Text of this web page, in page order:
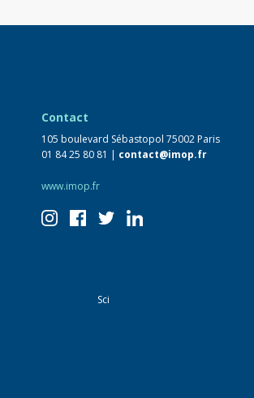
Contact
105 boulevard Sébastopol 75002 Paris
01 84 25 80 81 | contact@imop.fr
www.imop.fr
Sci